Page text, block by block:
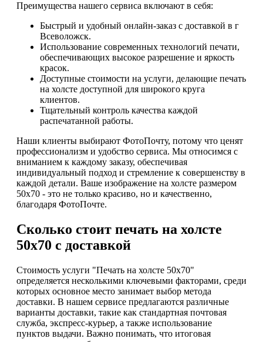
Преимущества нашего сервиса включают в себя:
Быстрый и удобный онлайн-заказ с доставкой в г
Всеволожск.
Использование современных технологий печати,
обеспечивающих высокое разрешение и яркость
красок.
Доступные стоимости на услуги, делающие печать
на холсте доступной для широкого круга
клиентов.
Тщательный контроль качества каждой
распечатанной работы.
Наши клиенты выбирают ФотоПочту, потому что ценят
профессионализм и удобство сервиса. Мы относимся с
вниманием к каждому заказу, обеспечивая
индивидуальный подход и стремление к совершенству в
каждой детали. Ваше изображение на холсте размером
50х70 - это не только красиво, но и качественно,
благодаря ФотоПочте.
Сколько стоит печать на холсте
50х70 с доставкой
Стоимость услуги "Печать на холсте 50х70"
определяется несколькими ключевыми факторами, среди
которых основное место занимает выбор метода
доставки. В нашем сервисе предлагаются различные
варианты доставки, такие как стандартная почтовая
служба, экспресс-курьер, а также использование
пунктов выдачи. Важно понимать, что итоговая